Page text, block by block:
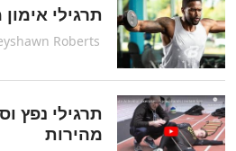
תרגילי
Roberts
תרגילי נפץ
מהירות